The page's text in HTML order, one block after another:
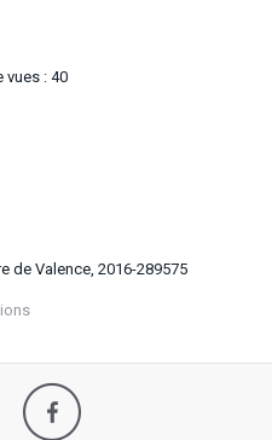
vues : 40
de Valence, 2016-289575